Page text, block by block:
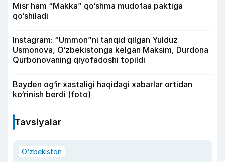
Misr ham “Makka” qo‘shma mudofaa paktiga
qo‘shiladi
Instagram: “Ummon”ni tanqid qilgan Yulduz
Usmonova, O‘zbekistonga kelgan Maksim, Durdona
Qurbonovaning qiyofadoshi topildi
Bayden og‘ir xastaligi haqidagi xabarlar ortidan
ko‘rinish berdi (foto)
Tavsiyalar
O‘zbekiston